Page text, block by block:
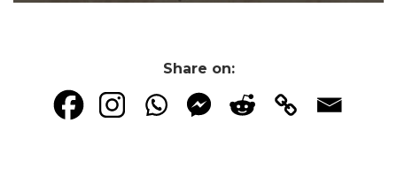
Share on: